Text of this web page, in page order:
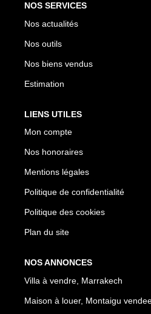
NOS SERVICES
Nos actualités
Nos outils
Nos biens vendus
Estimation
LIENS UTILES
Mon compte
Nos honoraires
Mentions légales
Politique de confidentialité
Politique des cookies
Plan du site
NOS ANNONCES
Villa à vendre, Marrakech
Maison à louer, Montaigu